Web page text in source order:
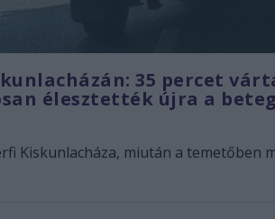
35 percet
élesztették újra a
Kiskunlacháza, miután a temetőben